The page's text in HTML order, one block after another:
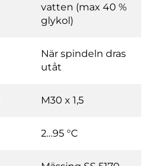
vatten (max 40 %
glykol)
När spindeln dras
utåt
M30 x 1,5
2…95 °C